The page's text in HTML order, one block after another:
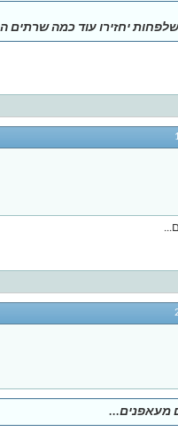
יחזירו עוד כמה שרתים
מעאפנים...